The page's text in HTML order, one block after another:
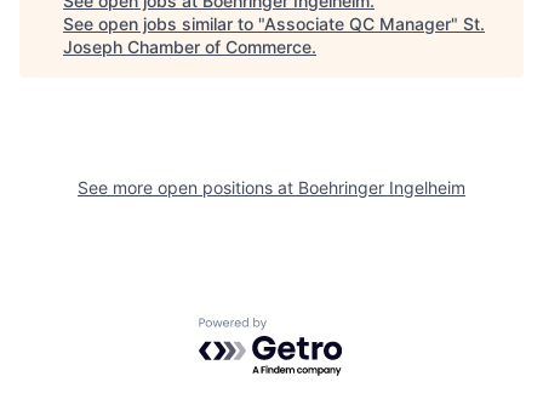
See open jobs similar to "Associate QC Manager" St.
Joseph Chamber of Commerce.
See more open positions at Boehringer Ingelheim
Powered by Getro.com